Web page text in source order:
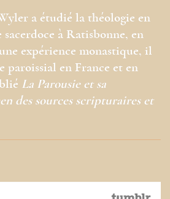
a étudié la théologie en
à Ratisbonne, en
expérience monastique, il
paroissial en France et en
La Parousie et sa
des sources scripturaires et